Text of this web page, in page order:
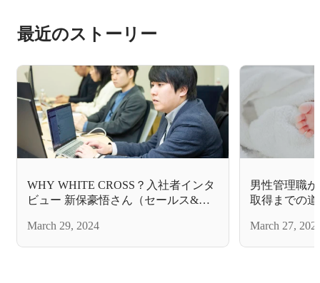
最近のストーリー
WHY WHITE CROSS？入社者インタ
ビュー 新保豪悟さん（セールス&マ
March 29, 2024
男性管理職
取得までの道
March 27,